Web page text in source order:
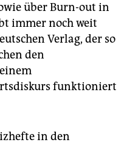
über Burn-out in
immer noch weit
Verlag, der so
den
funktioniert
in den